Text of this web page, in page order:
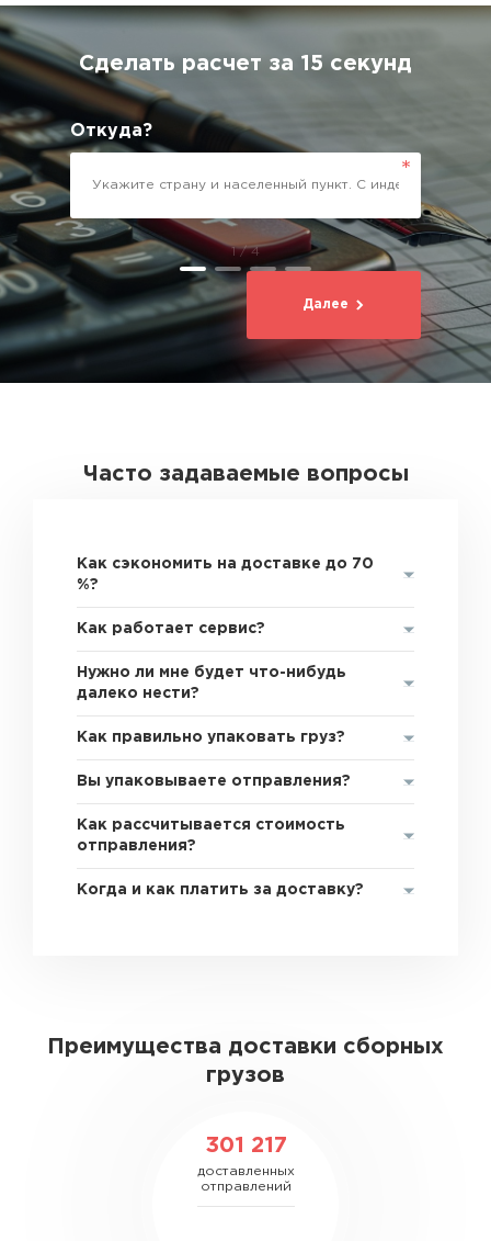
Сделать расчет за 15 секунд
Откуда?
1 / 4
Далее
Часто задаваемые вопросы
Как сэкономить на доставке до 70
%?
Как работает сервис?
Нужно ли мне будет что-нибудь
далеко нести?
Как правильно упаковать груз?
Вы упаковываете отправления?
Как рассчитывается стоимость
отправления?
Когда и как платить за доставку?
Преимущества доставки сборных
грузов
301 217
доставленных
отправлений